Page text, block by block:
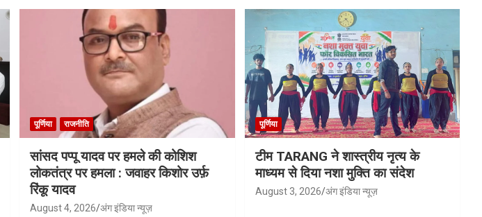
पूर्णिया राजनीति
सांसद पप्पू यादव पर हमले की कोशिश
लोकतंत्र पर हमला : जवाहर किशोर उर्फ़
रिंकू यादव
August 4, 2026 अंग इंडिया न्यूज़
पूर्णिया
टीम TARANG ने शास्त्रीय नृत्य के
माध्यम से दिया नशा मुक्ति का संदेश
August 3, 2026 अंग इंडिया न्यूज़